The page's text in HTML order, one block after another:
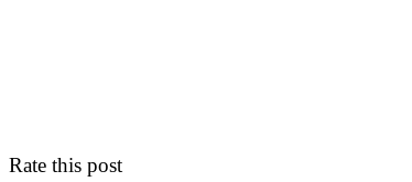
Rate this post